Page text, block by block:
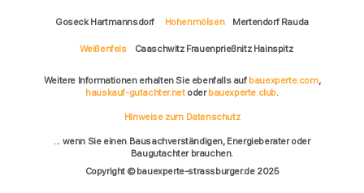
Goseck Hartmannsdorf Hohenmölsen Mertendorf Rauda
Weißenfels Caaschwitz Frauenprießnitz Hainspitz
Weitere Informationen erhalten Sie ebenfalls auf bauexperte.com,
hauskauf-gutachter.netoderbauexperte.club.
Hinweise zum Datenschutz
... wenn Sie einen Bausachverständigen, Energieberater oder
Baugutachter brauchen.
Copyright © bauexperte-strassburger.de 2025